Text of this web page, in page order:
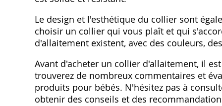
Le design et l'esthétique du collier sont
choisir un collier qui vous plaît et qui
d'allaitement existent, avec des couleurs,
Avant d'acheter un collier d'allaitement, il
trouverez de nombreux commentaires et
produits pour bébés. N'hésitez pas à
obtenir des conseils et des